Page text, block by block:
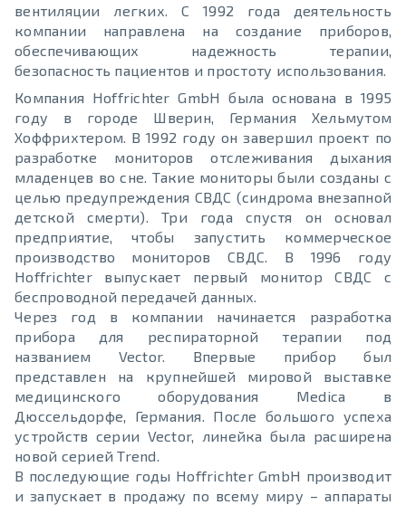
вентиляции легких. С 1992 года деятельность
компании направлена на создание приборов,
обеспечивающих надежность терапии,
безопасность пациентов и простоту использования.
Компания Hoffrichter GmbH была основана в 1995
году в городе Шверин, Германия Хельмутом
Хоффрихтером. В 1992 году он завершил проект по
разработке мониторов отслеживания дыхания
младенцев во сне. Такие мониторы были созданы с
целью предупреждения СВДС (синдрома внезапной
детской смерти). Три года спустя он основал
предприятие, чтобы запустить коммерческое
производство мониторов СВДС. В 1996 году
Hoffrichter выпускает первый монитор СВДС с
беспроводной передачей данных.
Через год в компании начинается разработка
прибора для респираторной терапии под
названием Vector. Впервые прибор был
представлен на крупнейшей мировой выставке
медицинского оборудования Medica в
Дюссельдорфе, Германия. После большого успеха
устройств серии Vector, линейка была расширена
новой серией Trend.
В последующие годы Hoffrichter GmbH производит
и запускает в продажу по всему миру – аппараты